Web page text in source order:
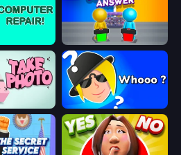
Guess Their Answer
Whooo?